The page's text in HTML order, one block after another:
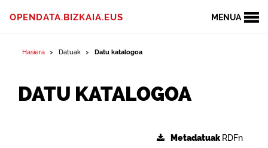
MENUA
OPENDATA.BIZKAIA.EUS
Hasiera Datuak Datu katalogoa
DATU KATALOGOA
Metadatuak RDFn